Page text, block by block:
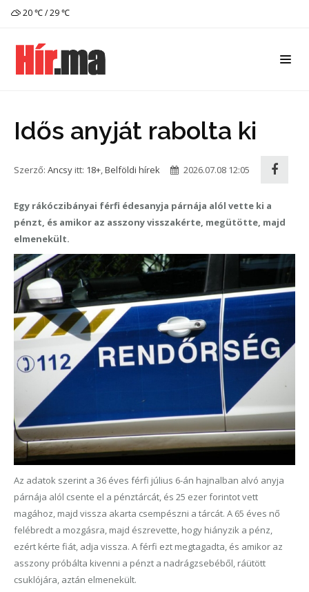
20 ℃ / 29 ℃
Idős anyját rabolta ki
Szerző: Ancsy itt: 18+,Belföldi hírek 2026.07.08 12:05
Egy rákóczibányai férfi édesanyja párnája alól vette ki a
pénzt, és amikor az asszony visszakérte, megütötte, majd
elmenekült.
Az adatok szerint a 36 éves férfi július 6-án hajnalban alvó anyja
párnája alól csente el a pénztárcát, és 25 ezer forintot vett
magához, majd vissza akarta csempészni a tárcát. A 65 éves nő
felébredt a mozgásra, majd észrevette, hogy hiányzik a pénz,
ezért kérte fiát, adja vissza. A férfi ezt megtagadta, és amikor az
asszony próbálta kivenni a pénzt a nadrágzsebéből, ráütött
csuklójára, aztán elmenekült.